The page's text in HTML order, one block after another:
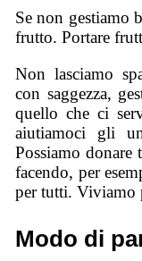
Se non gestiamo
frutto. Portare
Non lasciamo
con saggezza,
quello che ci
aiutiamoci gli
Possiamo
facendo, per
per tutti. Viviamo
Modo di